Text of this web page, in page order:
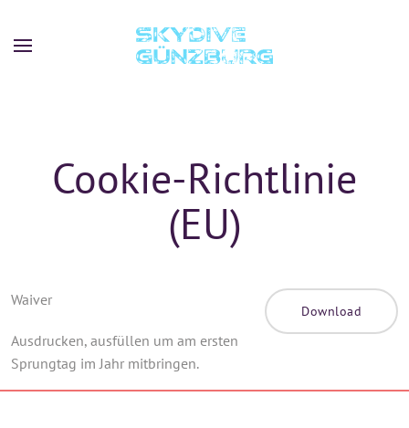
Skip to main content
Cookie-Richtlinie
(EU)
Waiver
Ausdrucken, ausfüllen um am ersten
Sprungtag im Jahr mitbringen.
Download